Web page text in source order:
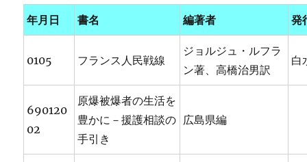
年月日 書名 編著者 発
0105 フランス人民戦線
ジョルジュ・ルフラ
ン著、高橋治男訳
白
690120
02
原爆被爆者の生活を
豊かに－援護相談の
手引き
広島県編